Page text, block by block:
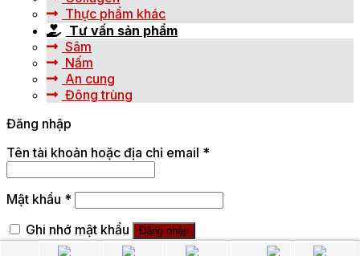
Thực phẩm khác
Tư vấn sản phẩm
Sâm
Nấm
An cung
Đông trùng
Đăng nhập
Tên tài khoản hoặc địa chỉ email *
Mật khẩu *
Ghi nhớ mật khẩu
Đăng nhập